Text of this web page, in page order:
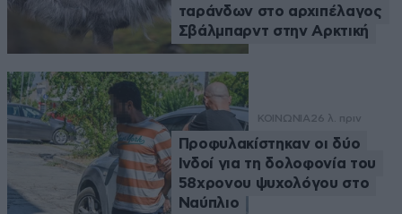
ταράνδων στο αρχιπέλαγος
Σβάλμπαρντ στην Αρκτική
ΚΟΙΝΩΝΙΑ26 λ. πριν
Προφυλακίστηκαν οι δύο
Ινδοί για τη δολοφονία του
58χρονου ψυχολόγου στο
Ναύπλιο